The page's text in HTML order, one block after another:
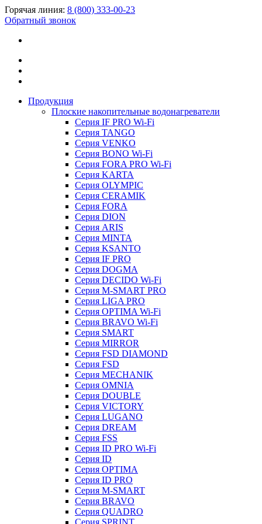
Горячая линия: 8 (800) 333-00-23
Обратный звонок
Продукция
Плоские накопительные водонагреватели
Серия IF PRO Wi-Fi
Серия TANGO
Серия VENKO
Серия BONO Wi-Fi
Серия FORA PRO Wi-Fi
Серия KARTA
Серия OLYMPIC
Серия CERAMIK
Серия FORA
Серия DION
Серия ARIS
Серия MINTA
Серия KSANTO
Серия IF PRO
Серия DOGMA
Серия DECIDO Wi-Fi
Серия M-SMART PRO
Серия LIGA PRO
Серия OPTIMA Wi-Fi
Серия BRAVO Wi-Fi
Серия SMART
Серия MIRROR
Серия FSD DIAMOND
Серия FSD
Серия MECHANIK
Серия OMNIA
Серия DOUBLE
Серия VICTORY
Серия LUGANO
Серия DREAM
Серия FSS
Серия ID PRO Wi-Fi
Серия ID
Серия OPTIMA
Серия ID PRO
Серия M-SMART
Серия BRAVO
Серия QUADRO
Серия SPRINT